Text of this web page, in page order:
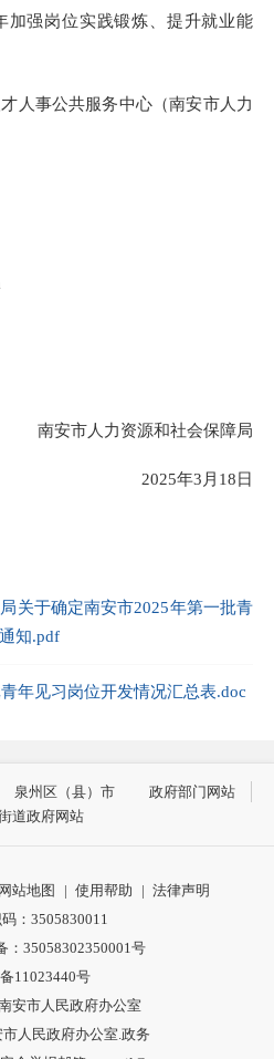
加强岗位实践锻炼、提升就业能
事公共服务中心（南安市人力
南安市人力资源和社会保障局
2025年3月18日
关于确定南安市2025年第一批青
知.pdf
年见习岗位开发情况汇总表.doc
泉州区（县）市
政府部门网站
道政府网站
网站地图 | 使用帮助 | 法律声明
：3505830011
：35058302350001号
11023440号
安市人民政府办公室
人民政府办公室.政务